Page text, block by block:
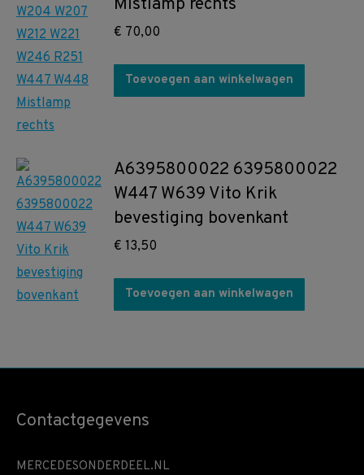
Mistlamp rechts
€ 70,00
Toevoegen aan winkelwagen
A6395800022 6395800022
W447 W639 Vito Krik
bevestiging bovenkant
€ 13,50
Toevoegen aan winkelwagen
Contactgegevens
MERCEDESONDERDEEL.NL